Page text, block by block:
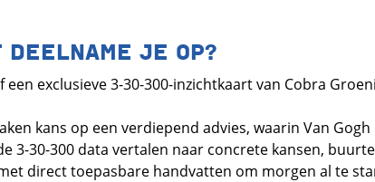
DEELNAME JE OP?
een exclusieve 3-30-300-inzichtkaart van Cobra
kans op een verdiepend advies, waarin Van
3-30-300 data vertalen naar concrete kansen,
direct toepasbare handvatten om morgen al te